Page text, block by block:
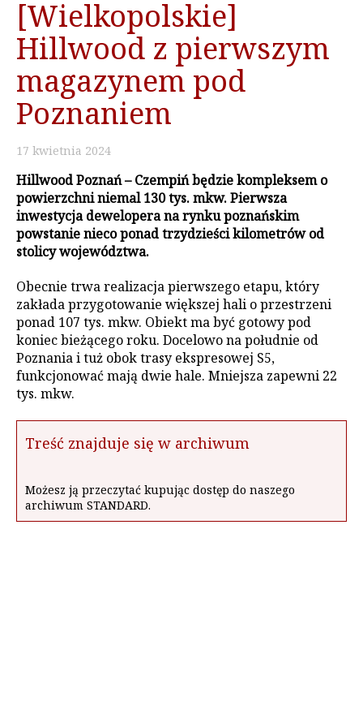
[Wielkopolskie]
Hillwood z pierwszym
magazynem pod
Poznaniem
17 kwietnia 2024
Hillwood Poznań – Czempiń będzie kompleksem o
powierzchni niemal 130 tys. mkw. Pierwsza
inwestycja dewelopera na rynku poznańskim
powstanie nieco ponad trzydzieści kilometrów od
stolicy województwa.
Obecnie trwa realizacja pierwszego etapu, który
zakłada przygotowanie większej hali o przestrzeni
ponad 107 tys. mkw. Obiekt ma być gotowy pod
koniec bieżącego roku. Docelowo na południe od
Poznania i tuż obok trasy ekspresowej S5,
funkcjonować mają dwie hale. Mniejsza zapewni 22
tys. mkw.
Treść znajduje się w archiwum
Możesz ją przeczytać kupując dostęp do naszego
archiwum STANDARD.